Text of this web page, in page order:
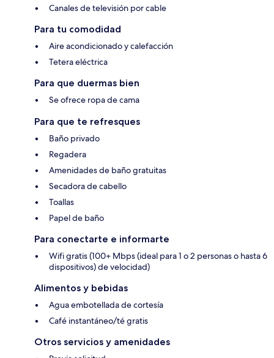
Canales de televisión por cable
Para tu comodidad
Aire acondicionado y calefacción
Tetera eléctrica
Para que duermas bien
Se ofrece ropa de cama
Para que te refresques
Baño privado
Regadera
Amenidades de baño gratuitas
Secadora de cabello
Toallas
Papel de baño
Para conectarte e informarte
Wifi gratis (100+ Mbps (ideal para 1 o 2 personas o hasta 6
dispositivos) de velocidad)
Alimentos y bebidas
Agua embotellada de cortesía
Café instantáneo/té gratis
Otros servicios y amenidades